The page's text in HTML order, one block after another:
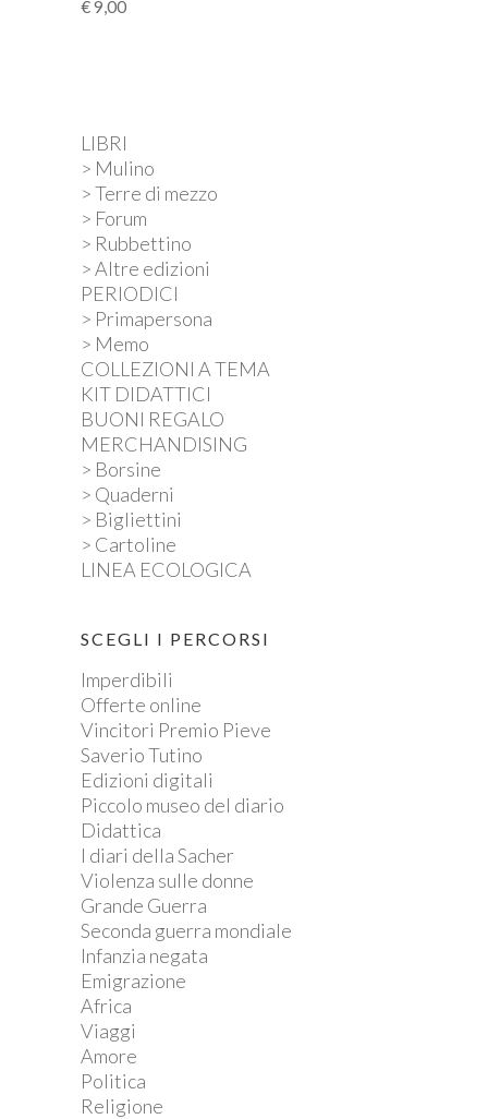
€9,00
LIBRI
> Mulino
> Terre di mezzo
> Forum
> Rubbettino
> Altre edizioni
PERIODICI
> Primapersona
> Memo
COLLEZIONI A TEMA
KIT DIDATTICI
BUONI REGALO
MERCHANDISING
> Borsine
> Quaderni
> Bigliettini
> Cartoline
LINEA ECOLOGICA
SCEGLI I PERCORSI
Imperdibili
Offerte online
Vincitori Premio Pieve
Saverio Tutino
Edizioni digitali
Piccolo museo del diario
Didattica
I diari della Sacher
Violenza sulle donne
Grande Guerra
Seconda guerra mondiale
Infanzia negata
Emigrazione
Africa
Viaggi
Amore
Politica
Religione